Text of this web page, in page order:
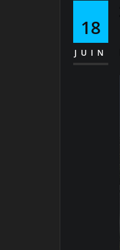
18
JUIN